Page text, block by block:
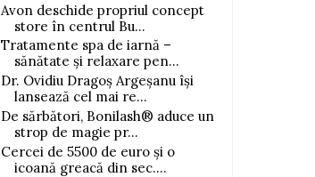
Avon deschide propriul concept
store în centrul Bu...
Tratamente spa de iarnă –
sănătate și relaxare pen...
Dr. Ovidiu Dragoș Argeșanu își
lansează cel mai re...
De sărbători, Bonilash® aduce un
strop de magie pr...
Cercei de 5500 de euro și o
icoană greacă din sec....